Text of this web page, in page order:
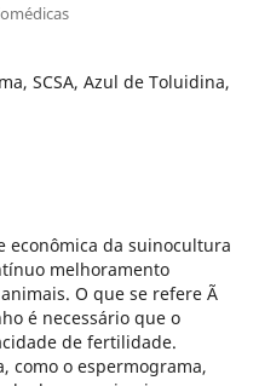
SCSA, Azul de Toluidina,
econômica da suinocultura
melhoramento
O que se refere Ã
é necessário que o
de fertilidade.
como o espermograma,